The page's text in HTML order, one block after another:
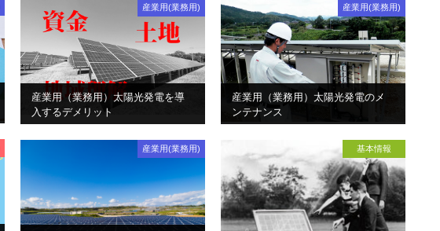
産業用(業務用)
産業用（業務用）太陽光発電を導
入するデメリット
産業用(業務用)
産業用（業務用）太陽光発電のメ
ンテナンス
産業用(業務用) 基本情報